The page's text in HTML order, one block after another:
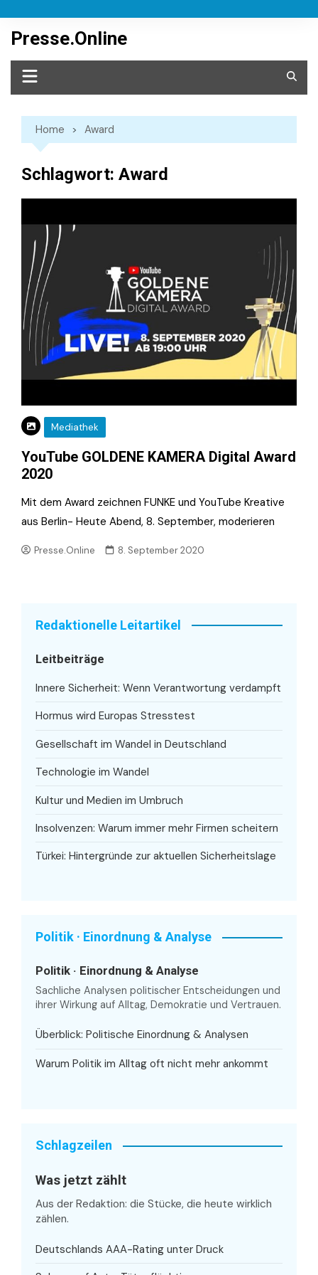
content
Presse.Online
Home Award
Schlagwort: Award
Mediathek
YouTube GOLDENE KAMERA Digital Award
2020
Mit dem Award zeichnen FUNKE und YouTube Kreative
aus Berlin- Heute Abend, 8. September, moderieren
Presse.Online 8. September 2020
Redaktionelle Leitartikel
Leitbeiträge
Innere Sicherheit: Wenn Verantwortung verdampft
Hormus wird Europas Stresstest
Gesellschaft im Wandel in Deutschland
Technologie im Wandel
Kultur und Medien im Umbruch
Insolvenzen: Warum immer mehr Firmen scheitern
Türkei: Hintergründe zur aktuellen Sicherheitslage
Politik · Einordnung & Analyse
Politik · Einordnung & Analyse
Sachliche Analysen politischer Entscheidungen und
ihrer Wirkung auf Alltag, Demokratie und Vertrauen.
Überblick: Politische Einordnung & Analysen
Warum Politik im Alltag oft nicht mehr ankommt
Schlagzeilen
Was jetzt zählt
Aus der Redaktion: die Stücke, die heute wirklich
zählen.
Deutschlands AAA-Rating unter Druck